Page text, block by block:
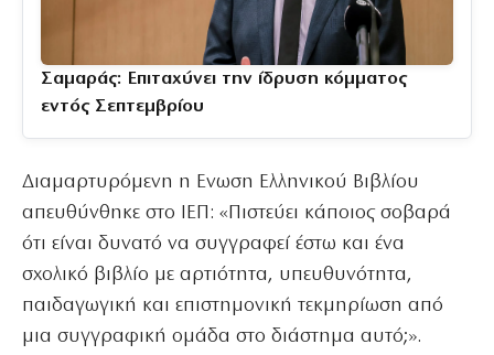
Σαμαράς: Επιταχύνει την ίδρυση κόμματος
εντός Σεπτεμβρίου
Διαμαρτυρόμενη η Ενωση Ελληνικού Βιβλίου
απευθύνθηκε στο ΙΕΠ: «Πιστεύει κάποιος σοβαρά
ότι είναι δυνατό να συγγραφεί έστω και ένα
σχολικό βιβλίο με αρτιότητα, υπευθυνότητα,
παιδαγωγική και επιστημονική τεκμηρίωση από
μια συγγραφική ομάδα στο διάστημα αυτό;».